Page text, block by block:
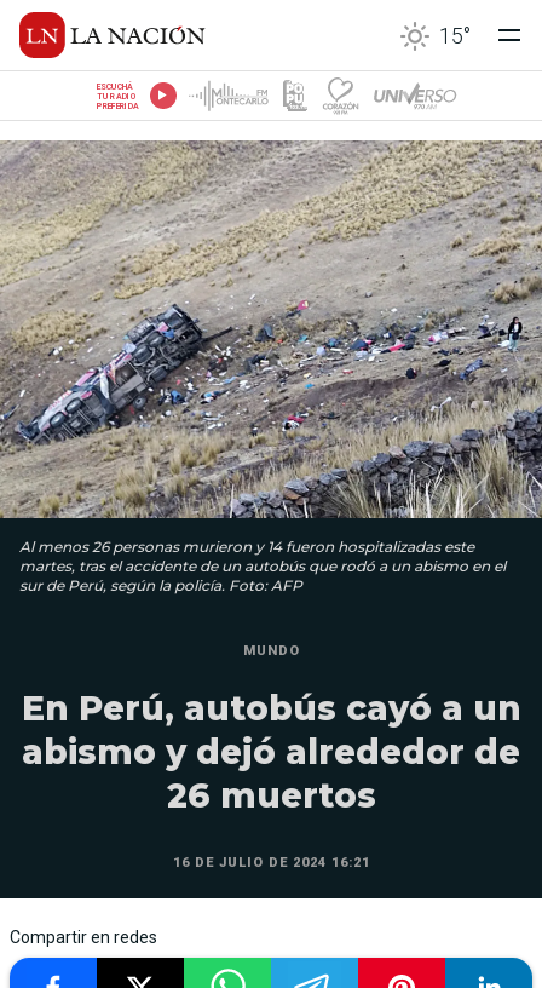
15°
ESCUCHÁ
TU RADIO
PREFERIDA
Al menos 26 personas murieron y 14 fueron hospitalizadas este
martes, tras el accidente de un autobús que rodó a un abismo en el
sur de Perú, según la policía. Foto: AFP
MUNDO
En Perú, autobús cayó a un
abismo y dejó alrededor de
26 muertos
16 DE JULIO DE 2024 16:21
Compartir en redes